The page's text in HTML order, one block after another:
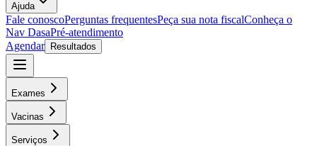
Ajuda
Fale conoscoPerguntas frequentesPeça sua nota fiscalConheça o
Nav DasaPré-atendimento
Agendar
Resultados
Exames
Vacinas
Serviços